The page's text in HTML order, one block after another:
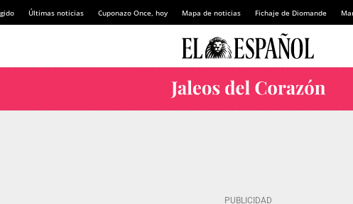
Últimas noticias Cuponazo Once, hoy Mapa de noticias Fichaje de Diomande